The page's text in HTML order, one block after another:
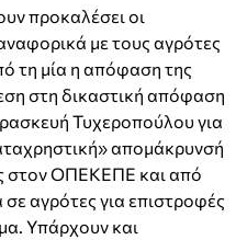
προκαλέσει οι
με τους αγρότες
τη μία η απόφαση της
στη δικαστική απόφαση
Τυχεροπούλου για
απομάκρυνσή
στον ΟΠΕΚΕΠΕ και από
αγρότες για επιστροφές
Υπάρχουν και